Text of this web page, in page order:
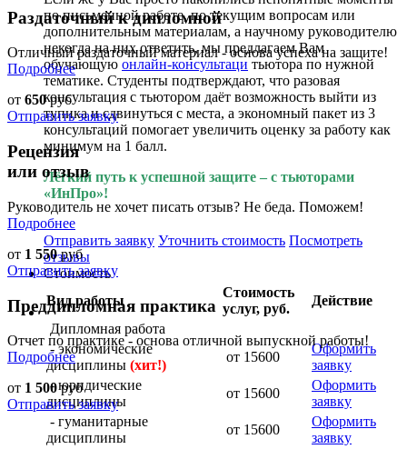
по письменной работе, по текущим вопросам или
дополнительным материалам, а научному руководителю
некогда на них ответить, мы предлагаем Вам
обучающую онлайн-консультаци тьютора по нужной
тематике. Студенты подтверждают, что разовая
консультация с тьютором даёт возможность выйти из
тупика и сдвинуться с места, а экономный пакет из 3
консультаций помогает увеличить оценку за работу как
минимум на 1 балл.
Лёгкий путь к успешной защите – с тьюторами
«ИнПро»!
Отправить заявку Уточнить стоимость Посмотреть
отзывы
Стоимость
Вид работы
Стоимость
услуг, руб.
Действие
Дипломная работа
- экономические
дисциплины (хит!)
от 15600
Оформить
заявку
- юридические
дисциплины
от 15600
Оформить
заявку
- гуманитарные
дисциплины
от 15600
Оформить
заявку
Раздаточный к дипломной
Отличный раздаточный материал - основа успеха на защите!
Подробнее
от 650руб
Отправить заявку
Рецензия
или отзыв
Руководитель не хочет писать отзыв? Не беда. Поможем!
Подробнее
от 1 550руб
Отправить заявку
Преддипломная практика
Отчет по практике - основа отличной выпускной работы!
Подробнее
от 1 500руб
Отправить заявку